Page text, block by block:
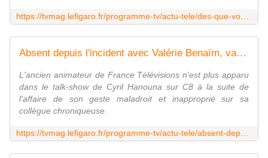
Absent depuis l'incident avec Valérie Benaïm, va-t-on revoir Alex Goude dans "Touche pas à mon poste!" ?
L'ancien animateur de France Télévisions n'est plus apparu
dans le talk-show de Cyril Hanouna sur C8 à la suite de
l'affaire de son geste maladroit et inapproprié sur sa
collègue chroniqueuse.